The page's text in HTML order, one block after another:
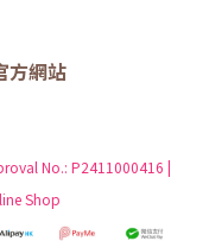
網站
No.: P2411000416 |
Shop